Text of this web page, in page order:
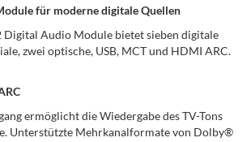
für moderne digitale Quellen
Digital Audio Module bietet sieben digitale
zwei optische, USB, MCT und HDMI ARC.
ermöglicht die Wiedergabe des TV-Tons
Unterstützte Mehrkanalformate von Dolby®